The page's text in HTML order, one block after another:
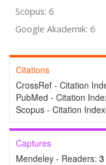
Scopus: 6
Google Akademik: 6
Citations
CrossRef - Citation
PubMed - Citation
Scopus - Citation
Captures
Mendeley - Readers: 3